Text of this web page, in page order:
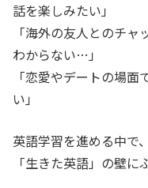
話を楽しみたい」
「海外の友人とのチ
わからない…」
「恋愛やデートの場
い」
英語学習を進める中で
「生きた英語」の壁に